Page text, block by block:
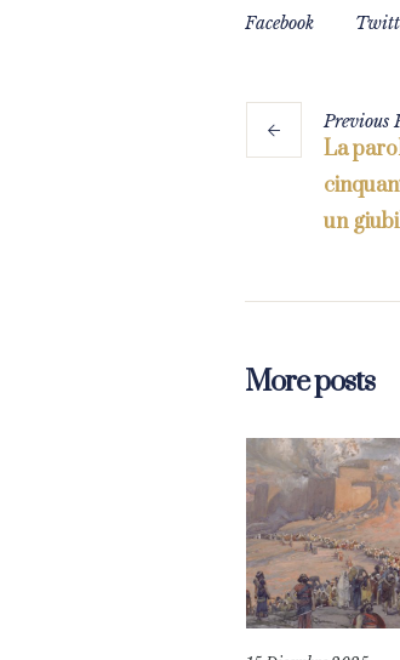
Facebook
Previous
La
un
More posts